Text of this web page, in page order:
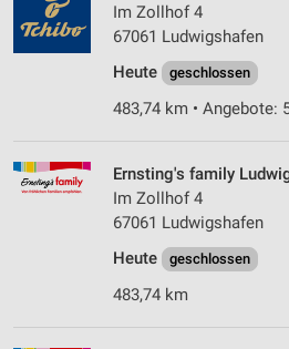
Im Zollhof 4
67061 Ludwigshafen
Heute
geschlossen
483,74 km • Angebote:
Ernsting's family
Im Zollhof 4
67061 Ludwigshafen
Heute
geschlossen
483,74 km